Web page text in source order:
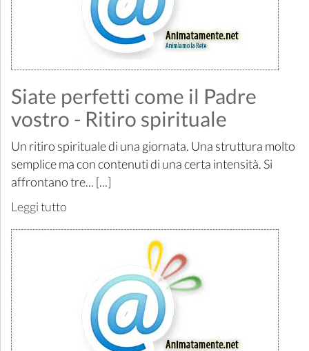
Siate perfetti come il Padre
vostro - Ritiro spirituale
Un ritiro spirituale di una giornata. Una struttura molto
semplice ma con contenuti di una certa intensità. Si
affrontano tre... [...]
Leggi tutto